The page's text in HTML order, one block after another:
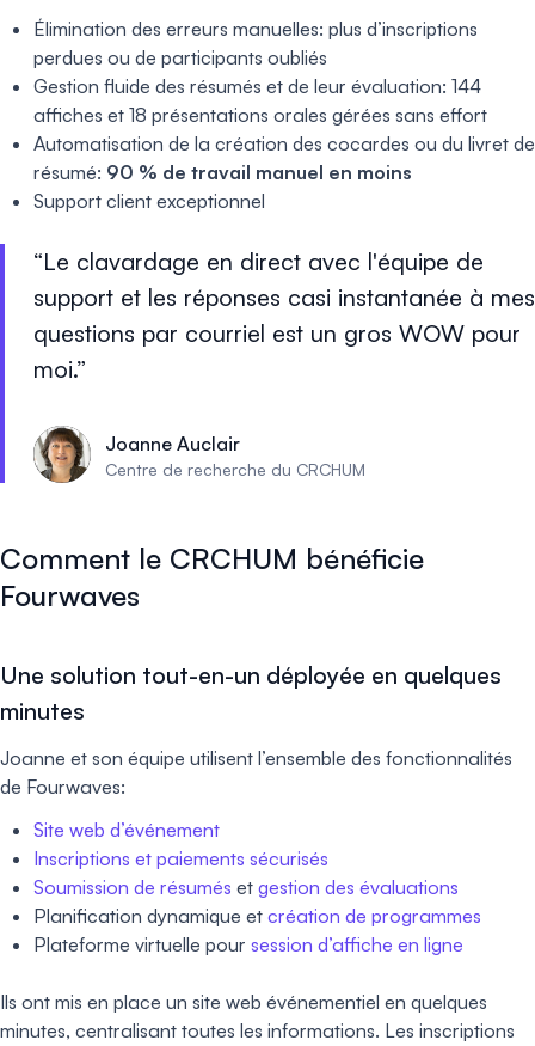
Élimination des erreurs manuelles: plus d’inscriptions
perdues ou de participants oubliés
Gestion fluide des résumés et de leur évaluation: 144
affiches et 18 présentations orales gérées sans effort
Automatisation de la création des cocardes ou du livret de
résumé: 90 % de travail manuel en moins
Support client exceptionnel
Le clavardage en direct avec l'équipe de
support et les réponses casi instantanée à mes
questions par courriel est un gros WOW pour
moi.
Joanne Auclair
Centre de recherche du CRCHUM
Comment le CRCHUM bénéficie
Fourwaves
Une solution tout-en-un déployée en quelques
minutes
Joanne et son équipe utilisent l’ensemble des fonctionnalités
de Fourwaves:
Site web d’événement
Inscriptions et paiements sécurisés
Soumission de résumés et gestion des évaluations
Planification dynamique et création de programmes
Plateforme virtuelle pour session d’affiche en ligne
Ils ont mis en place un site web événementiel en quelques
minutes, centralisant toutes les informations. Les inscriptions